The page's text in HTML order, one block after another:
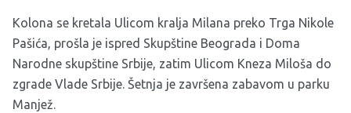
Kolona se kretala Ulicom kralja Milana preko Trga Nikole
Pašića, prošla je ispred Skupštine Beograda i Doma
Narodne skupštine Srbije, zatim Ulicom Kneza Miloša do
zgrade Vlade Srbije. Šetnja je završena zabavom u parku
Manjež.